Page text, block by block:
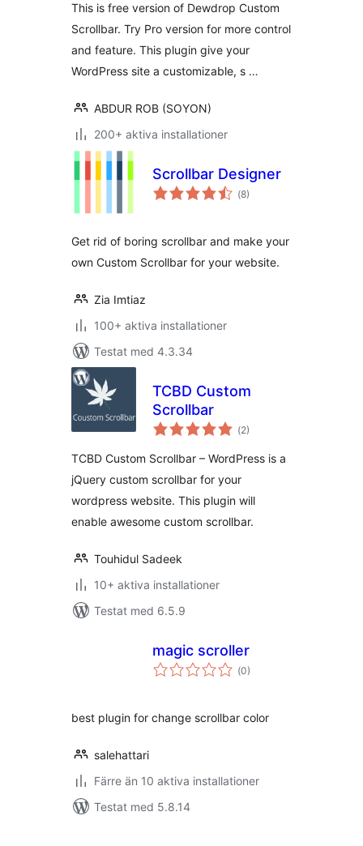
This is free version of Dewdrop Custom
Scrollbar. Try Pro version for more control
and feature. This plugin give your
WordPress site a customizable, s …
ABDUR ROB (SOYON)
200+ aktiva installationer
Scrollbar Designer
(Totalt
antal
8)
Get rid of boring scrollbar and make your
own Custom Scrollbar for your website.
Zia Imtiaz
100+ aktiva installationer
Testat med 4.3.34
TCBD Custom
Scrollbar
(Totalt
antal
2)
TCBD Custom Scrollbar – WordPress is a
jQuery custom scrollbar for your
wordpress website. This plugin will
enable awesome custom scrollbar.
Touhidul Sadeek
10+ aktiva installationer
Testat med 6.5.9
magic scroller
(Totalt
antal
0)
best plugin for change scrollbar color
salehattari
Färre än 10 aktiva installationer
Testat med 5.8.14